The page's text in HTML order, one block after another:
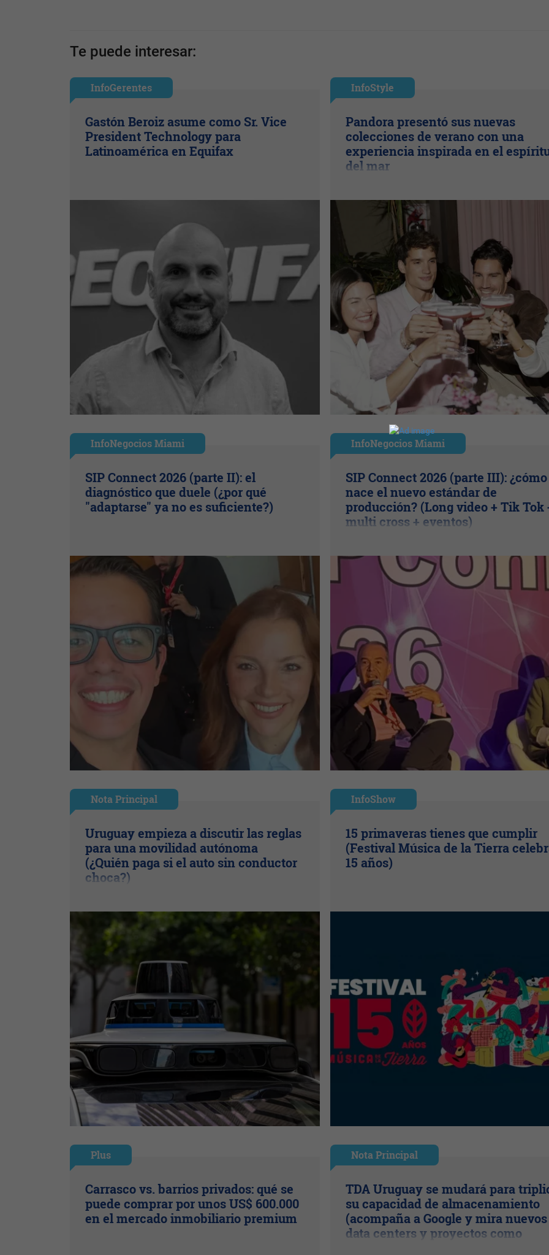
Te puede interesar:
InfoGerentes
Gastón Beroiz asume como Sr. Vice
President Technology para
Latinoamérica en Equifax
InfoStyle
Pandora presentó sus nuevas
colecciones de verano con una
experiencia inspirada en el
del mar
InfoNegocios Miami
SIP Connect 2026 (parte II): el
diagnóstico que duele (¿por qué
"adaptarse" ya no es suficiente?)
InfoNegocios Miami
SIP Connect 2026 (parte III): ¿cómo
nace el nuevo estándar de
producción? (Long video + Tik Tok
multi cross + eventos)
Nota Principal
Uruguay empieza a discutir las reglas
para una movilidad autónoma
(¿Quién paga si el auto sin conductor
choca?)
InfoShow
15 primaveras tienes que cumplir
(Festival Música de la Tierra
15 años)
Plus
Carrasco vs. barrios privados: qué se
puede comprar por unos US$ 600.000
en el mercado inmobiliario premium
Nota Principal
TDA Uruguay se mudará para
su capacidad de almacenamiento
(acompaña a Google y mira nuevos
data centers y proyectos como